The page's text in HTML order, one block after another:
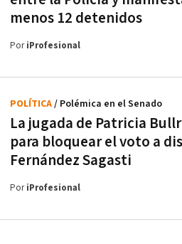
menos 12 detenidos
PoriProfesional
La jugada de Patricia
para bloquear el voto a
Fernández Sagasti
POLÍTICA/ Polémica en el Senado
PoriProfesional